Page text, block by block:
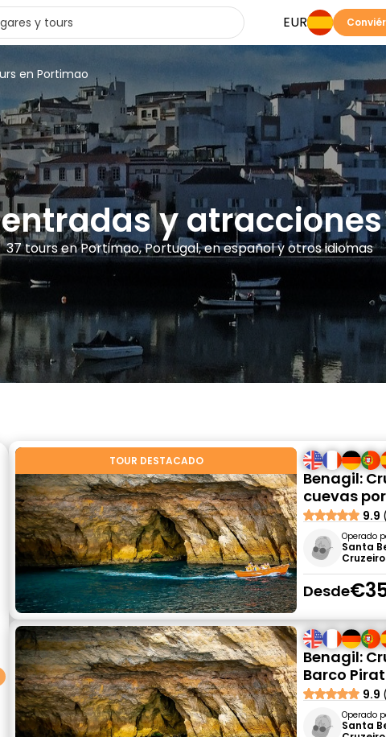
EUR
en Portimao
y
37 tours en Portimao, Portugal, en español y otros idiomas
TOUR DESTACADO
Benagil:
cuevas
9.9
Operado
Santa
Desde
Benagil:
Barco
9.9
Operado
Santa